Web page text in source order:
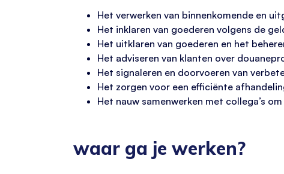
Het verwerken van binnenkomende en
Het inklaren van goederen volgens de
Het uitklaren van goederen en het
Het adviseren van klanten over
Het signaleren en doorvoeren van
Het zorgen voor een efficiënte
Het nauw samenwerken met collega’s
waar ga je werken?